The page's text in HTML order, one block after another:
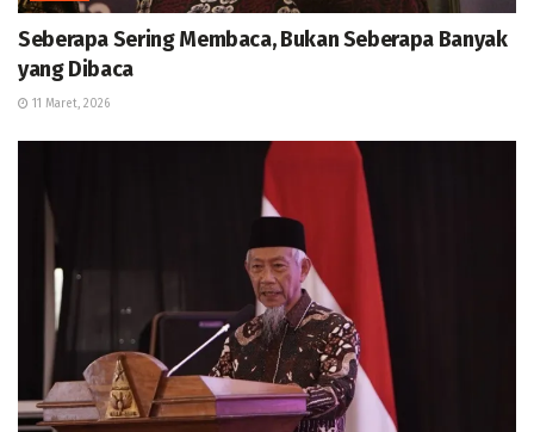
Seberapa Sering Membaca, Bukan Seberapa Banyak
yang Dibaca
11 Maret, 2026